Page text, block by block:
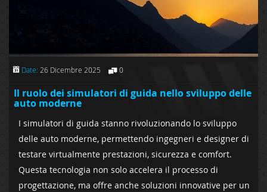
Date: 26 Dicembre 2025 0
Il ruolo dei simulatori di guida nello sviluppo delle
auto moderne
I simulatori di guida stanno rivoluzionando lo sviluppo
delle auto moderne, permettendo ingegneri e designer di
testare virtualmente prestazioni, sicurezza e comfort.
Questa tecnologia non solo accelera il processo di
progettazione, ma offre anche soluzioni innovative per un